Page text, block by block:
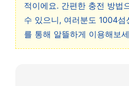
적이에요. 간편한 충전 방법
수 있으니, 여러분도 1004섬
를 통해 알뜰하게 이용해보